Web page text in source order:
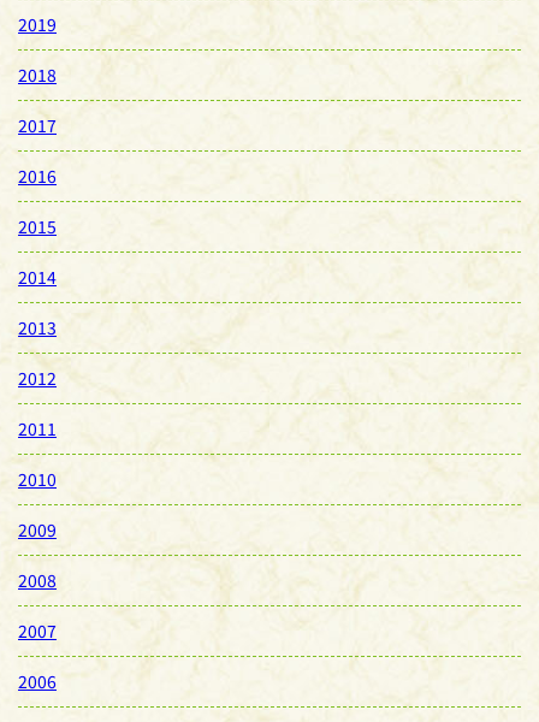
2019
2018
2017
2016
2015
2014
2013
2012
2011
2010
2009
2008
2007
2006